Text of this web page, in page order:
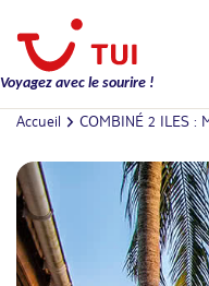
Voyagez avec le sourire !
Accueil COMBINÉ 2 ILES :